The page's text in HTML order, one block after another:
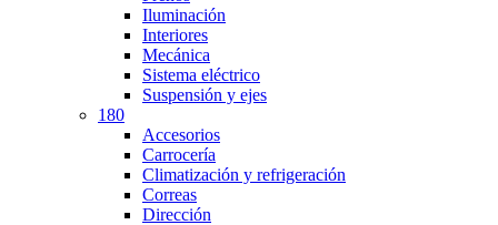
Iluminación
Interiores
Mecánica
Sistema eléctrico
Suspensión y ejes
180
Accesorios
Carrocería
Climatización y refrigeración
Correas
Dirección